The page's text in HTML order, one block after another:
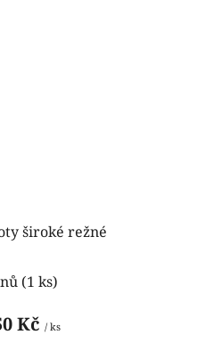
široké režné
hodnocení
produktu
(1 ks)
Kč / ks